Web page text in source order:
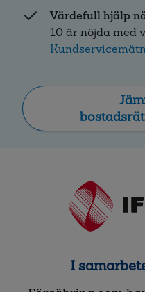
Värdefull hjälp
10 är nöjda med
I